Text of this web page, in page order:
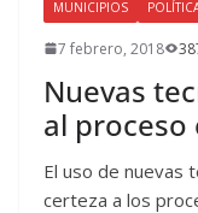
MUNICIPIOS
7 febrero, 2018
Nuevas
al proceso
El uso de nuevas
certeza a los